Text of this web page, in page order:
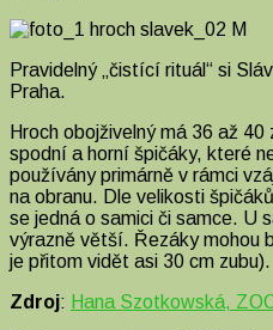
Pravidelný „čistící rituál“ si
Praha.
Hroch obojživelný má 36 až
spodní a horní špičáky, které
používány primárně v rámci
na obranu. Dle velikosti
se jedná o samici či samce. U
výrazně větší. Řezáky mohou
je přitom vidět asi 30 cm zubu).
Zdroj: Hana Szotkowská,